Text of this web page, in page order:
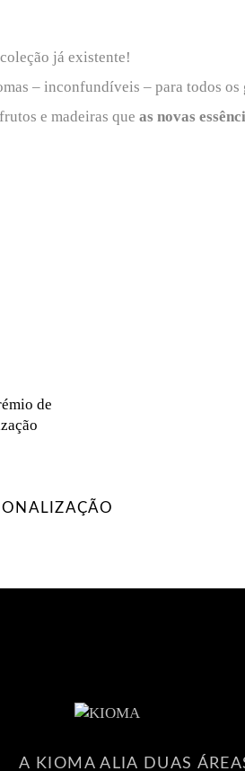
já existente!
– inconfundíveis – para todos os
e madeiras que as novas
A KIOMA ALIA DUAS